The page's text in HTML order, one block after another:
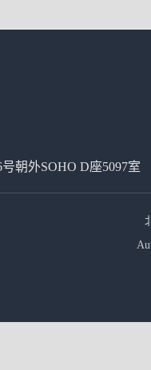
朝外SOHO D座5097室